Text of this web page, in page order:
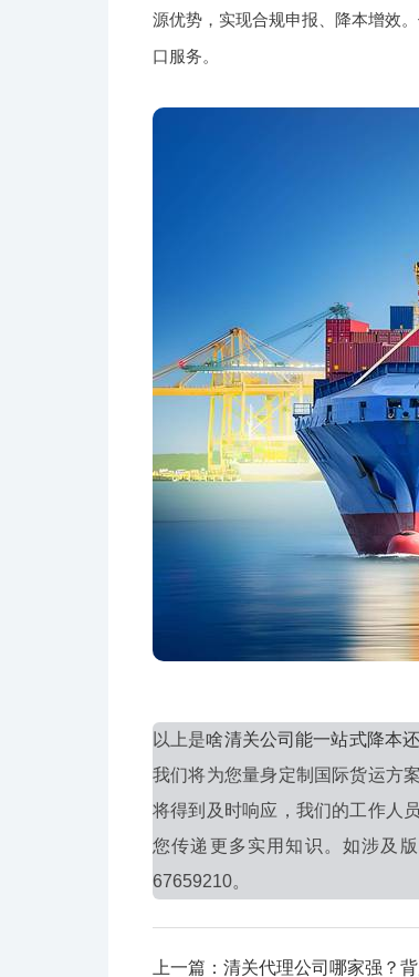
源优势，实现合规申报、降本增效
口服务。
以上是啥清关公司能一站式降本
我们将为您量身定制国际货运方
将得到及时响应，我们的工作人
您传递更多实用知识。如涉及
67659210。
上一篇：清关代理公司哪家强？背